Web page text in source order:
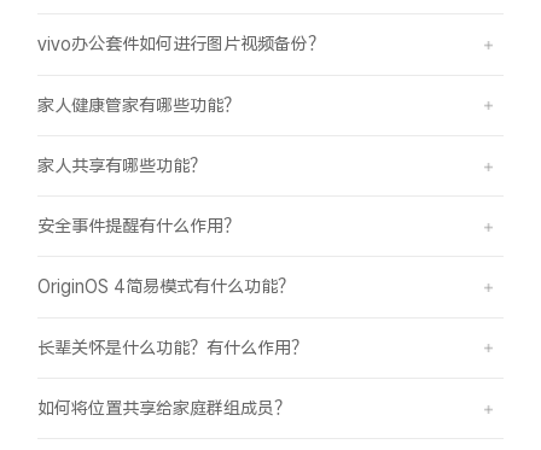
vivo办公套件如何进行图片视频备份？
家人健康管家有哪些功能？
家人共享有哪些功能？
安全事件提醒有什么作用？
OriginOS 4简易模式有什么功能？
长辈关怀是什么功能？有什么作用？
如何将位置共享给家庭群组成员？